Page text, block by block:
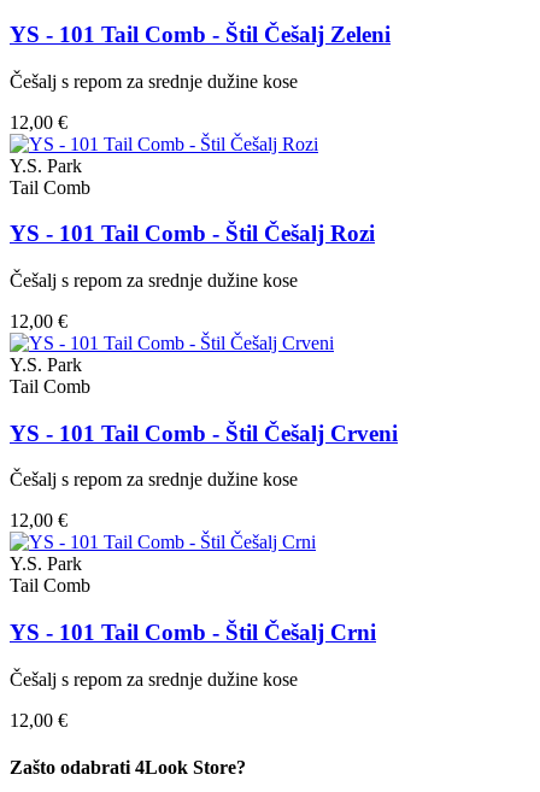
YS - 101 Tail Comb - Štil Češalj Zeleni
Češalj s repom za srednje dužine kose
12,00 €
Y.S. Park
Tail Comb
YS - 101 Tail Comb - Štil Češalj Rozi
Češalj s repom za srednje dužine kose
12,00 €
Y.S. Park
Tail Comb
YS - 101 Tail Comb - Štil Češalj Crveni
Češalj s repom za srednje dužine kose
12,00 €
Y.S. Park
Tail Comb
YS - 101 Tail Comb - Štil Češalj Crni
Češalj s repom za srednje dužine kose
12,00 €
Zašto odabrati 4Look Store?